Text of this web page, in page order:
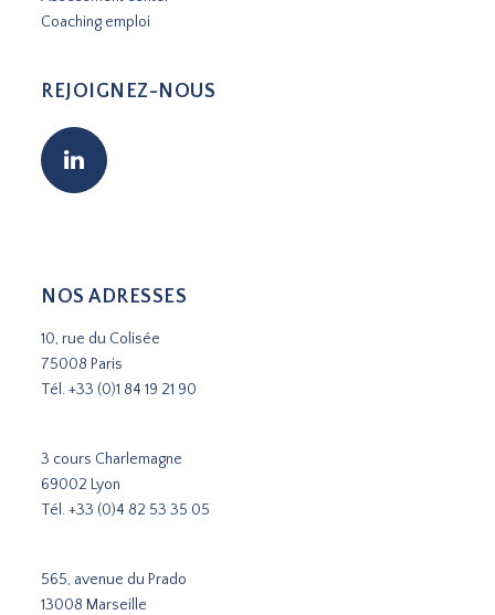
Coaching emploi
REJOIGNEZ-NOUS
NOS ADRESSES
10, rue du Colisée
75008 Paris
Tél.+33 (0)1 84 19 21 90
3 cours Charlemagne
69002 Lyon
Tél.+33 (0)4 82 53 35 05
565, avenue du Prado
13008 Marseille